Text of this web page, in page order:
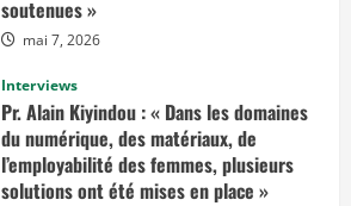
soutenues »
mai 7, 2026
Interviews
Pr. Alain Kiyindou : « Dans les domaines
du numérique, des matériaux, de
l’employabilité des femmes, plusieurs
solutions ont été mises en place »